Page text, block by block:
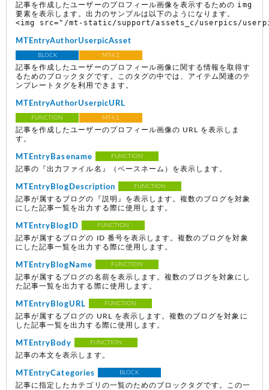
記事を作成したユーザーのプロフィール画像を表示するための img
要素を表示します。出力のサンプルは以下のようになります。
<img src="/mt-static/support/assets_c/userpics/
MTEntryAuthorUserpicAsset
BLOCK MT4.1
記事を作成したユーザーのプロフィール画像に関する情報を取得す
るためのブロックタグです。このタグの中では、アイテム関連のテ
ンプレートタグを利用できます。
MTEntryAuthorUserpicURL
FUNCTION MT4.1
記事を作成したユーザーのプロフィール画像の URL を表示しま
す。
MTEntryBasename FUNCTION
記事の『出力ファイル名』（ベースネーム）を表示します。
MTEntryBlogDescription FUNCTION
記事が属するブログの『説明』を表示します。複数のブログを対象
にした記事一覧を出力する際に使用します。
MTEntryBlogID FUNCTION
記事が属するブログの ID 番号を表示します。複数のブログを対象
にした記事一覧を出力する際に使用します。
MTEntryBlogName FUNCTION
記事が属するブログの名前を表示します。複数のブログを対象にし
た記事一覧を出力する際に使用します。
MTEntryBlogURL FUNCTION
記事が属するブログの URL を表示します。複数のブログを対象に
した記事一覧を出力する際に使用します。
MTEntryBody FUNCTION
記事の本文を表示します。
MTEntryCategories BLOCK
記事に指定したカテゴリの一覧のためのブロックタグです。この一